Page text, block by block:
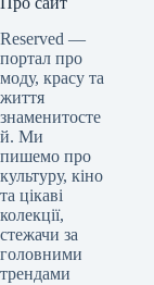
Reserved —
портал про
моду, красу та
життя
знаменитосте
й. Ми
пишемо про
культуру, кіно
та цікаві
колекції,
стежачи за
головними
трендами